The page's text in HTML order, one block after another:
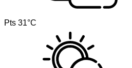
Pts 31°C